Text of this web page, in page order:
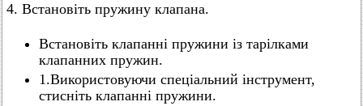
4. Встановіть пружину клапана.
Встановіть клапанні пружини із тарілками
клапанних пружин.
1.Використовуючи спеціальний інструмент,
стисніть клапанні пружини.